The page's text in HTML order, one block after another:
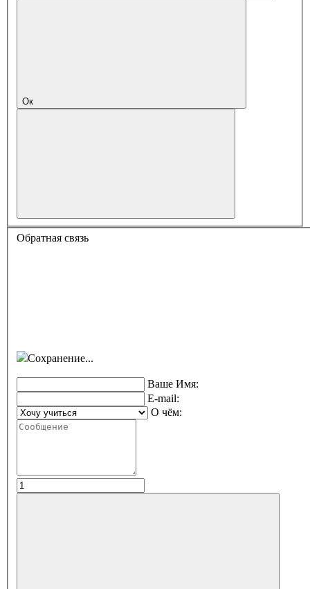
Ок
Обратная связь
Сохранение...
Ваше Имя:
E-mail:
О чём: